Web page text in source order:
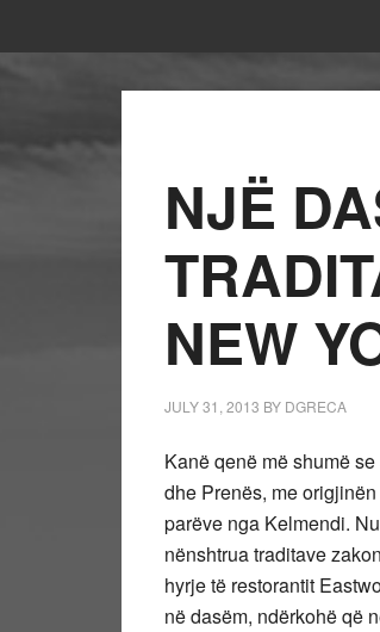
NJË
NEW
JULY 31, 2013 BY DGRECA
Kanë qenë më shumë
dhe Prenës, me
parëve nga Kelmendi.
nënshtrua traditave
hyrje të restorantit
në dasëm, ndërkohë që